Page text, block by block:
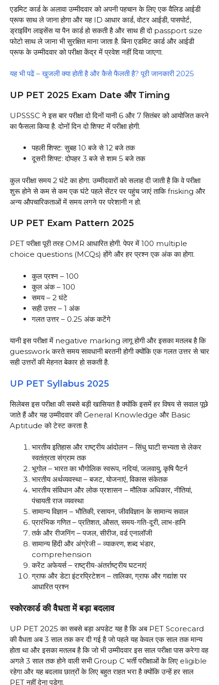
एडमिट कार्ड के अलावा उम्मीदवार को अपनी पहचान के लिए एक वैलिड आईडी
प्रूफ साथ ले जाना होगा और यह ID आधार कार्ड, वोटर आईडी, पासपोर्ट,
ड्राइविंग लाइसेंस या पैन कार्ड हो सकती है और साथ ही दो passport size
फोटो साथ ले जाना भी सुरक्षित माना जाता है. बिना एडमिट कार्ड और आईडी
प्रूफ के उम्मीदवार को परीक्षा केंद्र में प्रवेश नहीं दिया जाएगा.
यह भी पढें – खुजली क्या होती है और कैसे फैलती है? पूरी जानकारी 2025
UP PET 2025 Exam Date और Timing
UPSSSC ने इस बार परीक्षा दो दिनों यानी 6 और 7 सितंबर को आयोजित करने
का फैसला किया है. दोनों दिन दो शिफ्ट में परीक्षा होगी.
पहली शिफ्ट: सुबह 10 बजे से 12 बजे तक
दूसरी शिफ्ट: दोपहर 3 बजे से शाम 5 बजे तक
कुल परीक्षा समय 2 घंटे का होगा. उम्मीदवारों को सलाह दी जाती है कि वे परीक्षा
शुरू होने से कम से कम एक घंटे पहले सेंटर पर पहुंच जाएं ताकि frisking और
अन्य औपचारिकताओं में समय लगने पर परेशानी न हो.
UP PET Exam Pattern 2025
PET परीक्षा पूरी तरह OMR आधारित होगी. पेपर में 100 multiple
choice questions (MCQs) होंगे और हर प्रश्न एक अंक का होगा.
कुल प्रश्न – 100
कुल अंक – 100
समय – 2 घंटे
सही उत्तर – 1 अंक
गलत उत्तर – 0.25 अंक कटेंगे
यानी इस परीक्षा में negative marking लागू होगी और इसका मतलब है कि
guesswork करते समय सावधानी बरतनी होगी क्योंकि एक गलत उत्तर से चार
सही उत्तरों की मेहनत बेकार हो सकती है.
UP PET Syllabus 2025
सिलेबस इस परीक्षा की सबसे बड़ी खासियत है क्योंकि इसमें हर विषय से सवाल पूछे
जाते हैं और यह उम्मीदवार की General Knowledge और Basic
Aptitude को टेस्ट करता है.
भारतीय इतिहास और राष्ट्रीय आंदोलन – सिंधु घाटी सभ्यता से लेकर
स्वतंत्रता संग्राम तक
भूगोल – भारत का भौगोलिक स्वरूप, नदियां, जलवायु, कृषि पैटर्न
भारतीय अर्थव्यवस्था – बजट, योजनाएं, विकास संकेतक
भारतीय संविधान और लोक प्रशासन – मौलिक अधिकार, नीतियां,
पंचायती राज व्यवस्था
सामान्य विज्ञान – भौतिकी, रसायन, जीवविज्ञान के सामान्य सवाल
प्रारंभिक गणित – प्रतिशत, औसत, समय-गति-दूरी, लाभ-हानि
तर्क और रीजनिंग – पजल, सीरीज, वर्ड एनालॉजी
सामान्य हिंदी और अंग्रेजी – व्याकरण, शब्द भंडार,
comprehension
करेंट अफेयर्स – राष्ट्रीय-अंतर्राष्ट्रीय घटनाएं
ग्राफ और डेटा इंटरप्रिटेशन – तालिका, ग्राफ और गद्यांश पर
आधारित प्रश्न
स्कोरकार्ड की वैधता में बड़ा बदलाव
UP PET 2025 का सबसे बड़ा अपडेट यह है कि अब PET Scorecard
की वैधता अब 3 साल तक कर दी गई है जो पहले यह केवल एक साल तक मान्य
होता था और इसका मतलब है कि जो भी उम्मीदवार इस साल परीक्षा पास करेगा वह
अगले 3 साल तक होने वाली सभी Group C भर्ती परीक्षाओं के लिए eligible
रहेगा और यह बदलाव छात्रों के लिए बहुत राहत भरा है क्योंकि उन्हें हर साल
PET नहीं देना पड़ेगा.